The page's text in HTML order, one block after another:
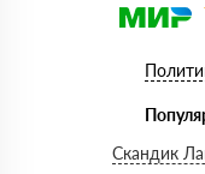
Скандик